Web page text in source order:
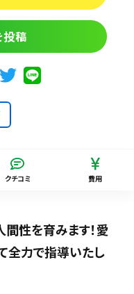
投稿
クチコミ 費用
性を育みます！愛
全力で指導いたし